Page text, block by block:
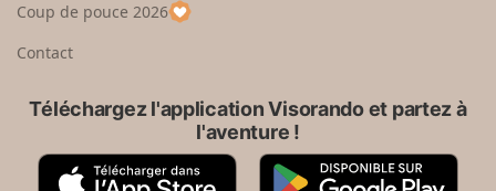
p
a
Coup de pouce 2026
Contact
Téléchargez l'application Visorando et partez à
l'aventure !
A
G